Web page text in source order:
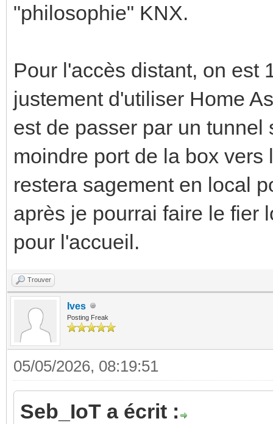
"philosophie" KNX.
Pour l'accès distant, on est
justement d'utiliser Home
est de passer par un
moindre port de la box
restera sagement en local
après je pourrai faire le fier
pour l'accueil.
Trouver
Ives
Posting Freak
05/05/2026, 08:19:51
Seb_IoT a écrit :